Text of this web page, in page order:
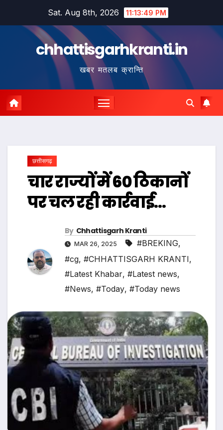
Sat. Aug 8th, 2026 11:13:50 PM
chhattisgarhkranti.in
खबर मतलब क्रान्ति
छत्तीसगढ़
चार राज्यों में 60 ठिकानों
पर चल रही कार्रवाई…
By Chhattisgarh Kranti
MAR 26, 2025 #BREKING,
#cg, #CHHATTISGARH KRANTI,
#Latest Khabar, #Latest news,
#News, #Today, #Today news